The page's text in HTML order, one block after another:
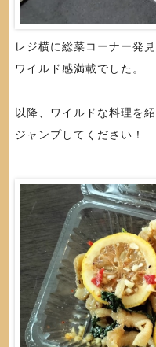
レジ横に総菜コーナー発見
ワイルド感満載でした。
以降、ワイルドな料理を
ジャンプしてください！